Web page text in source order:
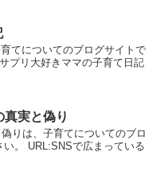
てについてのブログサイトで
プリ大好きママの子育て日記
実と偽り
りは、子育てについてのブロ
。 URL:SNSで広まっている